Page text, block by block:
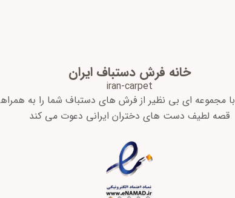
خانه فرش دستباف ایران
iran-carpet
با مجموعه ای بی نظیر از فرش های دستباف شما را به
قصه لطیف دست های دختران ایرانی دعوت می کند